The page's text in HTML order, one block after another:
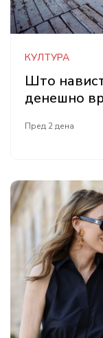
КУЛТУРА
Што
денешно
Пред 2 дена